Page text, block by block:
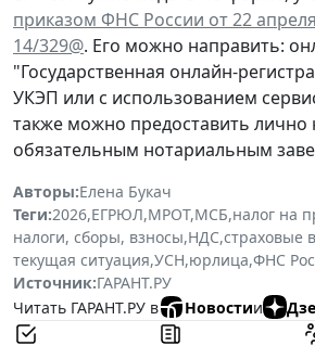
приказом ФНС России от 22
14/329@. Его можно направить:
"Государственная онлайн-
УКЭП или с использованием
также можно предоставить лично
обязательным нотариальным
Авторы:Елена Букач
Теги:2026,ЕГРЮЛ,МРОТ,МСБ,налог на
налоги, сборы, взносы,НДС,страховые
текущая ситуация,УСН,юрлица,ФНС
Источник:ГАРАНТ.РУ
Читать ГАРАНТ.РУ в
Новостии